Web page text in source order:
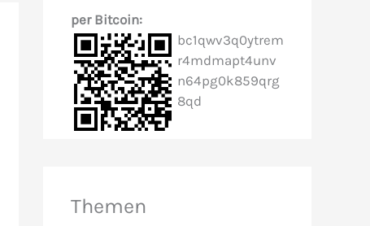
per Bitcoin:
bc1qwv3q0ytrem
r4mdmapt4unv
n64pg0k859qrg
8qd
Themen